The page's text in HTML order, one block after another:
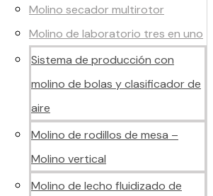
Molino secador multirotor
Molino de laboratorio tres en uno
Sistema de producción con
molino de bolas y clasificador de
aire
Molino de rodillos de mesa –
Molino vertical
Molino de lecho fluidizado de